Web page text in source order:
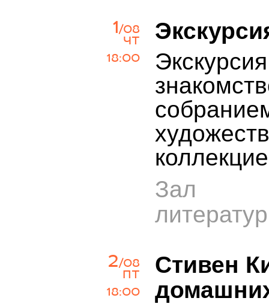
1/08
ЧТ
18:00
Зал
2/08
ПТ
18:00
Стивен